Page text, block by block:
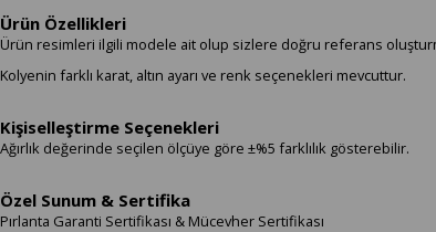
Ürün Özellikleri
Ürün resimleri ilgili modele ait olup sizlere doğru referans
Kolyenin farklı karat, altın ayarı ve renk seçenekleri mevcuttur.
Kişiselleştirme Seçenekleri
Ağırlık değerinde seçilen ölçüye göre ±%5 farklılık gösterebilir.
Özel Sunum & Sertifika
Pırlanta Garanti Sertifikası & Mücevher Sertifikası